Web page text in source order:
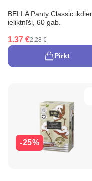
BELLA Panty Classic
ieliktnīši, 60 gab.
1.37 €2.28 €
Pirkt
-25%